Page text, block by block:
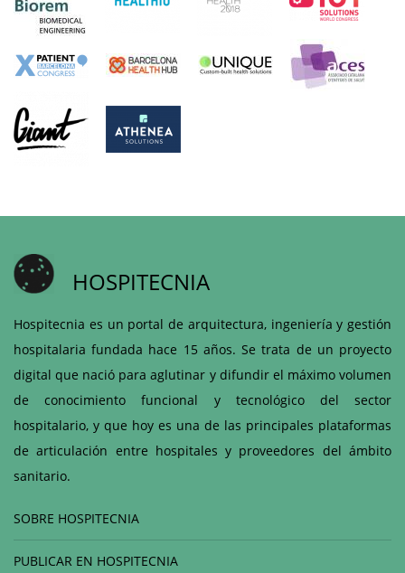
HOSPITECNIA
Hospitecnia es un portal de arquitectura, ingeniería y gestión
hospitalaria fundada hace 15 años. Se trata de un proyecto
digital que nació para aglutinar y difundir el máximo volumen
de conocimiento funcional y tecnológico del sector
hospitalario, y que hoy es una de las principales plataformas
de articulación entre hospitales y proveedores del ámbito
sanitario.
SOBRE HOSPITECNIA
PUBLICAR EN HOSPITECNIA